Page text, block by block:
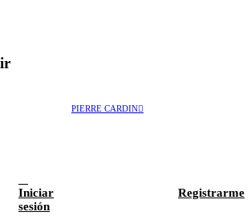
PIERRE CARDIN
Iniciar
sesión
Registrarme
asesor